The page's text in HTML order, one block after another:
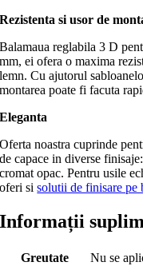
Rezistenta si usor de
Balamaua reglabila 3 D
mm, ei ofera o maxima
lemn. Cu ajutorul
montarea poate fi facuta
Eleganta
Oferta noastra cuprinde
de capace in diverse
cromat opac. Pentru usile
oferi sisolutii de finisare pe
Informații
Greutate Nu se